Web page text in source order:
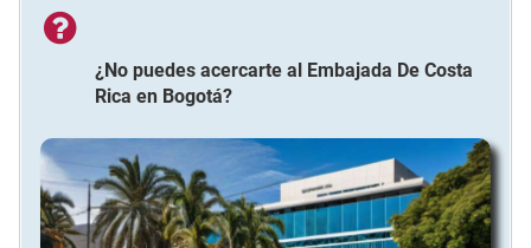
¿No puedes acercarte al Embajada De Costa
Rica en Bogotá?